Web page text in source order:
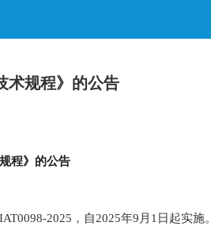
术规程》的公告
程》的公告
2025，自2025年9月1日起实施。